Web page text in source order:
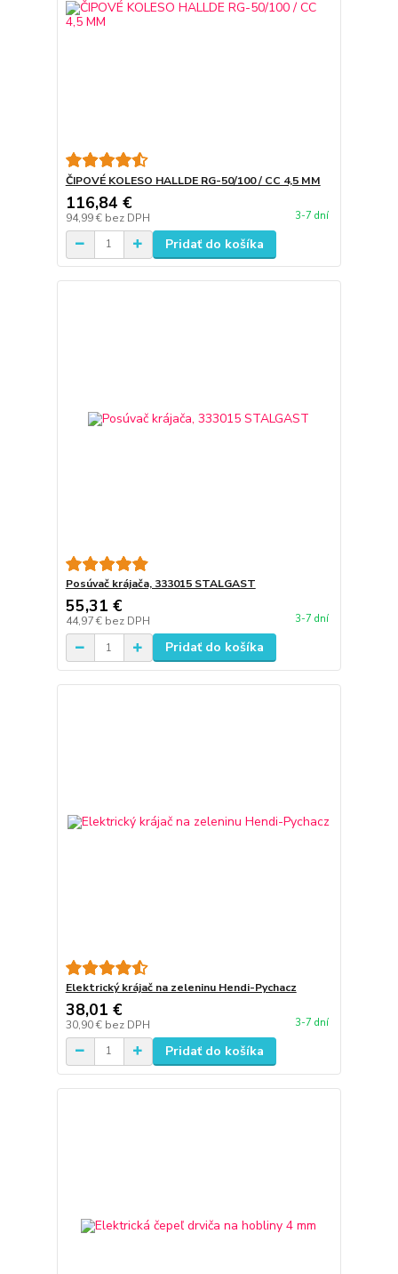
ČIPOVÉ KOLESO HALLDE RG-50/100 / CC 4,5 MM
116,84 €
94,99 € bez DPH 3-7 dní
Pridať do košíka
Posúvač krájača, 333015 STALGAST
55,31 €
44,97 € bez DPH 3-7 dní
Pridať do košíka
Elektrický krájač na zeleninu Hendi-Pychacz
38,01 €
30,90 € bez DPH 3-7 dní
Pridať do košíka